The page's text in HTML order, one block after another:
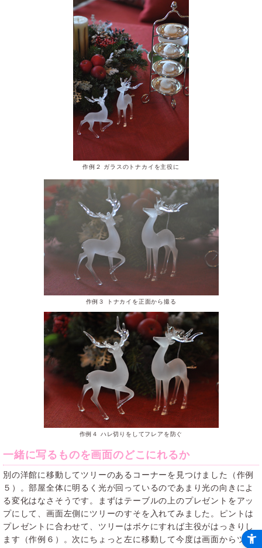
作例２ ガラスのトナカイを主役に
作例３ トナカイを正面から撮る
作例４ ハレ切りをしてフレアを防ぐ
一緒に写るものを画面のどこにれるか
別の洋館に移動してツリーのあるコーナーを見つけました（作例
５）。部屋全体に明るく光が回っているのであまり光の向きによ
る変化はなさそうです。まずはテーブルの上のプレゼントをアッ
プにして、画面左側にツリーのすそを入れてみました。ピントは
プレゼントに合わせて、ツリーはボケにすれば主役がはっきりし
ます（作例６）。次にちょっと左に移動して今度は画面からツリ